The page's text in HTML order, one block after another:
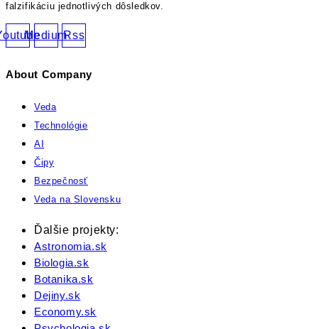
falzifikáciu jednotlivých dôsledkov.
MediumRss
About Company
Veda
Technológie
AI
Čipy
Bezpečnosť
Veda na Slovensku
Ďalšie projekty:
Astronomia.sk
Biologia.sk
Botanika.sk
Dejiny.sk
Economy.sk